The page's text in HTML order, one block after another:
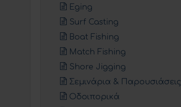
Eging
Surf Casting
Boat Fishing
Match Fishing
Shore Jigging
Σεμινάρια & Παρουσιάσεις
Οδοιπορικά